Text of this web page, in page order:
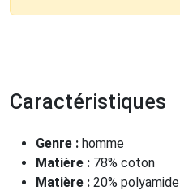
Caractéristiques
Genre : homme
Matière : 78% coton
Matière : 20% polyamide